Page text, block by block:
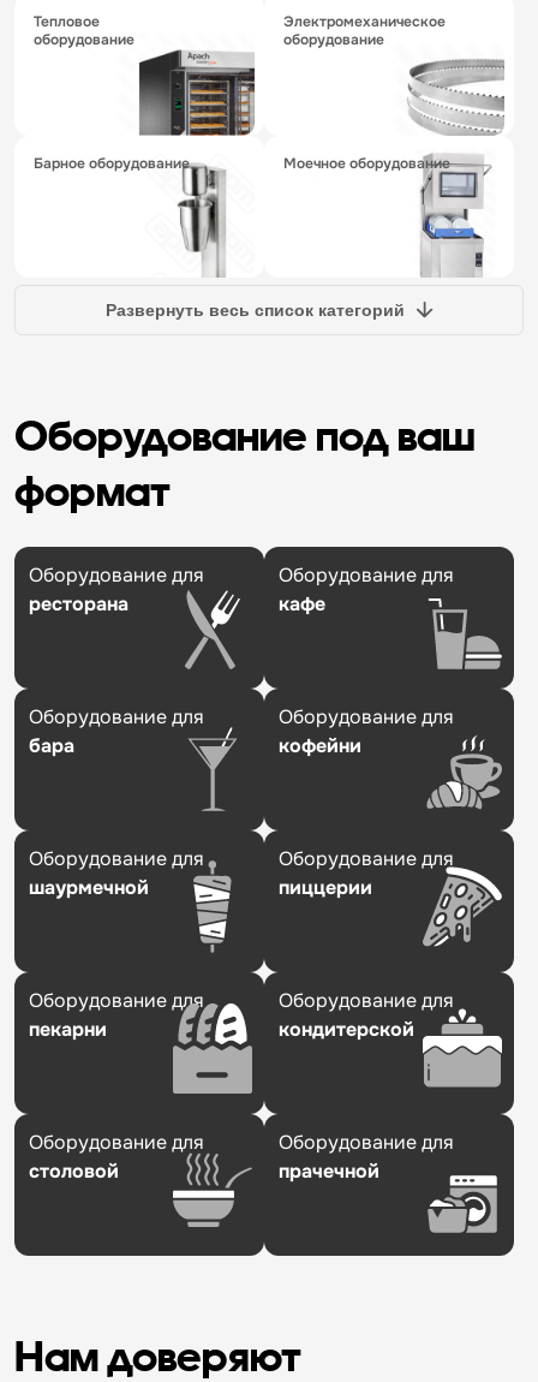
тепловое
оборудование
электромеханическое
оборудование
барное оборудование моечное оборудование
Развернуть весь список категорий
Оборудование под ваш
формат
Оборудование для
ресторана
Оборудование для
кафе
Оборудование для
бара
Оборудование для
кофейни
Оборудование для
шаурмечной
Оборудование для
пиццерии
Оборудование для
пекарни
Оборудование для
кондитерской
Оборудование для
столовой
Оборудование для
прачечной
Нам доверяют